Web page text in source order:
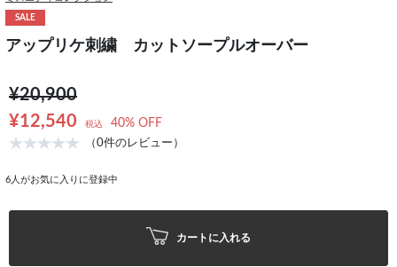
SALE
アップリケ刺繍 カットソープルオーバー
¥20,900
¥12,540
税込 40% OFF
（0件のレビュー）
6 人がお気に入りに登録中
カートに入れる